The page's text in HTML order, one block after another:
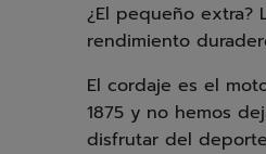
¿El pequeño extra?
rendimiento
El cordaje es el
1875 y no hemos
disfrutar del